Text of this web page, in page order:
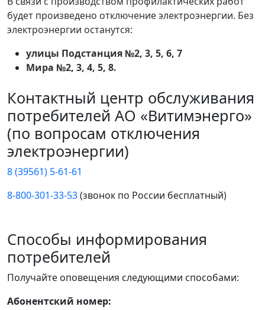
будет произведено отключение электроэнергии. Без
электроэнергии останутся:
улицы Подстанция №2, 3, 5, 6, 7
Мира №2, 3, 4, 5, 8.
Контактный центр обслуживания
потребителей АО «Витимэнерго»
(по вопросам отключения
электроэнергии)
8 (39561) 5-61-61
8-800-301-33-53(звонок по России бесплатный)
Способы информирования
потребителей
Получайте оповещения следующими способами:
Абонентский номер: